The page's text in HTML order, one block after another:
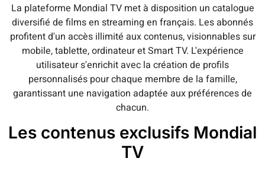
La plateforme Mondial TV met à disposition un catalogue
diversifié de films en streaming en français. Les abonnés
profitent d'un accès illimité aux contenus, visionnables sur
mobile, tablette, ordinateur et Smart TV. L'expérience
utilisateur s'enrichit avec la création de profils
personnalisés pour chaque membre de la famille,
garantissant une navigation adaptée aux préférences de
chacun.
Les contenus exclusifs Mondial
TV